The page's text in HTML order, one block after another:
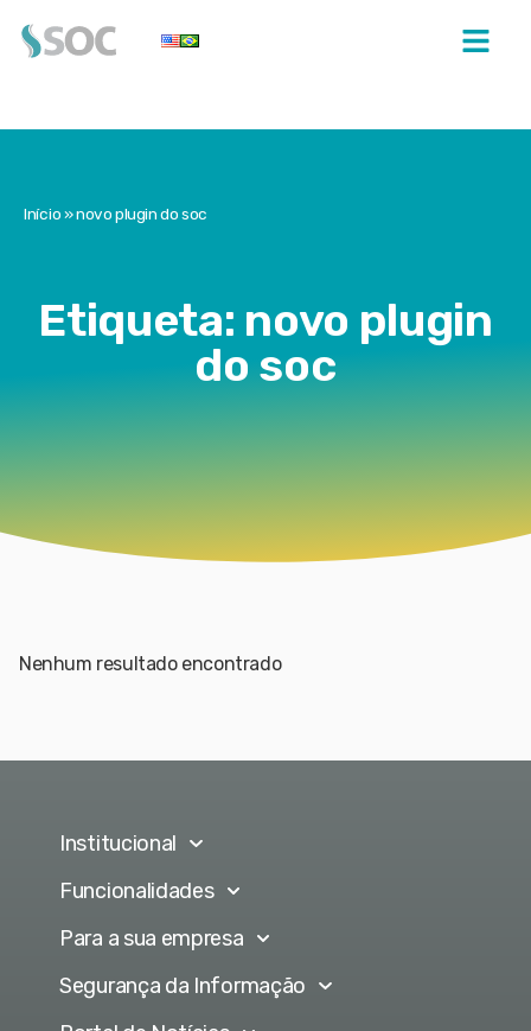
Início»novo plugin do soc
Etiqueta: novo plugin
do soc
Nenhum resultado encontrado
Institucional
Funcionalidades
Para a sua empresa
Segurança da Informação